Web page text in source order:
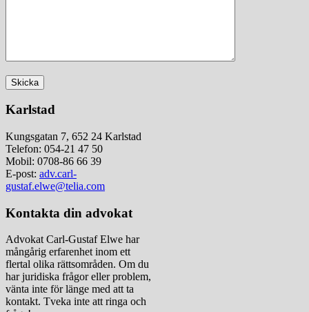
Karlstad
Kungsgatan 7, 652 24 Karlstad
Telefon: 054-21 47 50
Mobil: 0708-86 66 39
E-post: adv.carl-
gustaf.elwe@telia.com
Kontakta din advokat
Advokat Carl-Gustaf Elwe har
mångårig erfarenhet inom ett
flertal olika rättsområden. Om du
har juridiska frågor eller problem,
vänta inte för länge med att ta
kontakt. Tveka inte att ringa och